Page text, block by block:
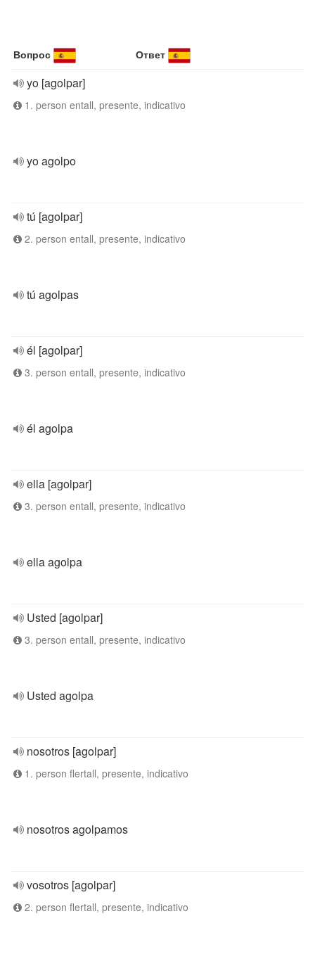
Вопрос Ответ
yo [agolpar]
1. person entall, presente, indicativo
yo agolpo
tú [agolpar]
2. person entall, presente, indicativo
tú agolpas
él [agolpar]
3. person entall, presente, indicativo
él agolpa
ella [agolpar]
3. person entall, presente, indicativo
ella agolpa
Usted [agolpar]
3. person entall, presente, indicativo
Usted agolpa
nosotros [agolpar]
1. person flertall, presente, indicativo
nosotros agolpamos
vosotros [agolpar]
2. person flertall, presente, indicativo